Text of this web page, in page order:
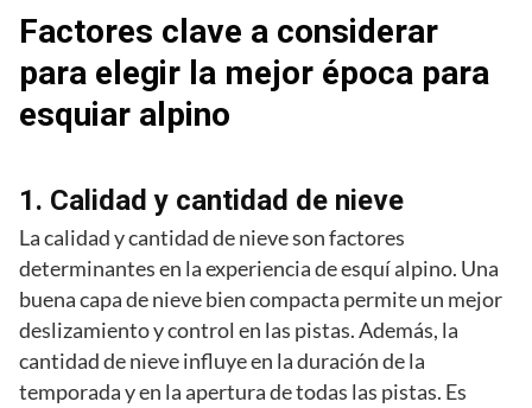
Factores clave a considerar
para elegir la mejor época para
esquiar alpino
1. Calidad y cantidad de nieve
La calidad y cantidad de nieve son factores
determinantes en la experiencia de esquí alpino. Una
buena capa de nieve bien compacta permite un mejor
deslizamiento y control en las pistas. Además, la
cantidad de nieve influye en la duración de la
temporada y en la apertura de todas las pistas. Es